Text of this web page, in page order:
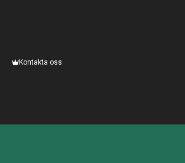
Kontakta oss